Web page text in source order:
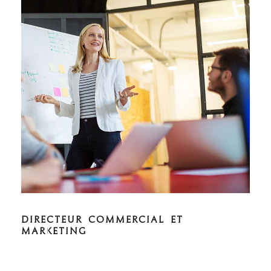
DIRECTEUR COMMERCIAL ET
MARKETING